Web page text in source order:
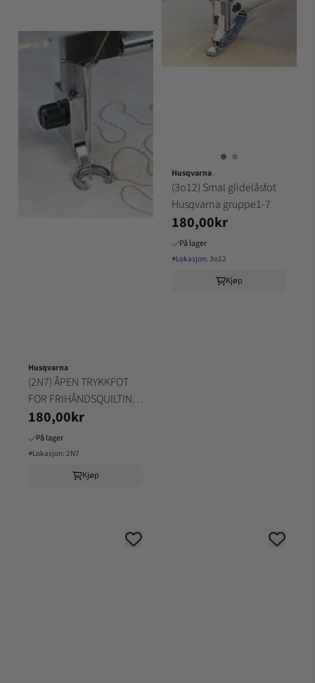
Husqvarna
(2N7) ÅPEN TRYKKFOT
FOR FRIHÅNDSQUILTING
Husqvarna
180,00kr
På lager
⌖Lokasjon: 2N7
Kjøp
Husqvarna
(3o12) Smal glidelåsfot
Husqvarna gruppe1-7
180,00kr
På lager
⌖Lokasjon: 3o12
Kjøp